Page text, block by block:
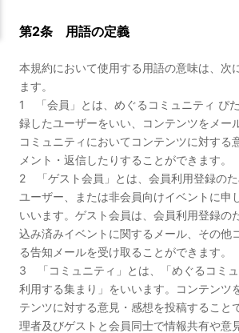
第2条 用語の定義
本規約において使用する用語の意味は、次
ます。
1 「会員」とは、めぐるコミュニティ ぴ
録したユーザーをいい、コンテンツをメー
コミュニティにおいてコンテンツに対する
メント・返信したりすることができます。
2 「ゲスト会員」とは、会員利用登録の
ユーザー、または非会員向けイベントに申
いいます。ゲスト会員は、会員利用登録の
込み済みイベントに関するメール、その他
る告知メールを受け取ることができます。
3 「コミュニティ」とは、「めぐるコミ
利用する集まり」をいいます。コンテンツ
テンツに対する意見・感想を投稿すること
理者及びゲストと会員同士で情報共有や意